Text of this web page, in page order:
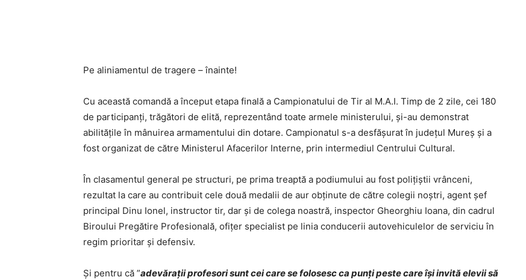
Pe aliniamentul de tragere – înainte!
Cu această comandă a început etapa finală a Campionatului de Tir al M.A.I. Timp de 2 zile, cei 180
de participanți, trăgători de elită, reprezentând toate armele ministerului, și-au demonstrat
abilitățile în mânuirea armamentului din dotare. Campionatul s-a desfășurat în județul Mureș și a
fost organizat de către Ministerul Afacerilor Interne, prin intermediul Centrului Cultural.
În clasamentul general pe structuri, pe prima treaptă a podiumului au fost polițiștii vrânceni,
rezultat la care au contribuit cele două medalii de aur obținute de către colegii noștri, agent șef
principal Dinu Ionel, instructor tir, dar și de colega noastră, inspector Gheorghiu Ioana, din cadrul
Biroului Pregătire Profesională, ofițer specialist pe linia conducerii autovehiculelor de serviciu în
regim prioritar și defensiv.
Și pentru că ”adevărații profesori sunt cei care se folosesc ca punți peste care își invită elevii să